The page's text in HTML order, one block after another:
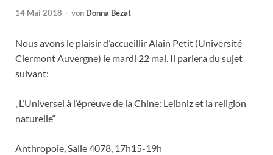
14 Mai 2018 - von Donna Bezat
Nous avons le plaisir d’accueillir Alain Petit (Université
Clermont Auvergne) le mardi 22 mai. Il parlera du sujet
suivant:
„L’Universel à l’épreuve de la Chine: Leibniz et la religion
naturelle“
Anthropole, Salle 4078, 17h15-19h